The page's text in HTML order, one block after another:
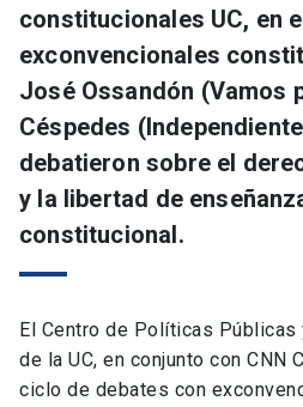
constitucionales UC, en
exconvencionales
José Ossandón (Vamos
Céspedes
debatieron sobre el
y la libertad de
constitucional.
El Centro de Políticas Públicas
de la UC, en conjunto con CNN
ciclo de debates con